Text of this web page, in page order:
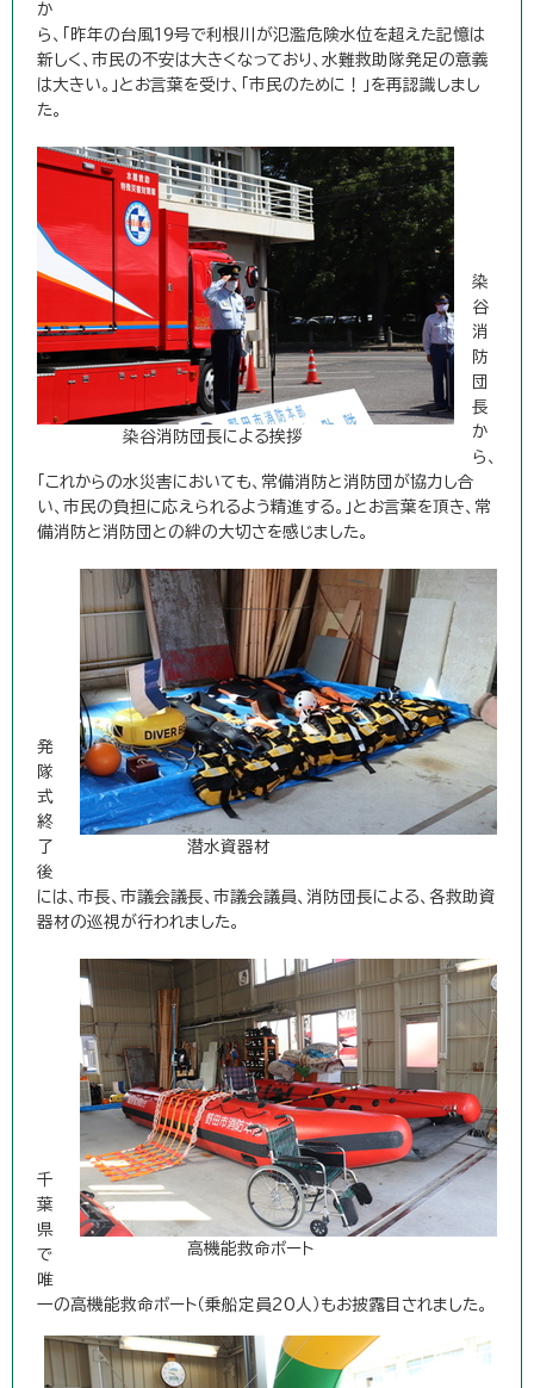
か
ら、「昨年の台風19号で利根川が氾濫危険水位を超えた記憶は
新しく、市民の不安は大きくなっており、水難救助隊発足の意義
は大きい。」とお言葉を受け、「市民のために！」を再認識しまし
た。
染谷消防団長による挨拶
染
谷
消
防
団
長
か
ら、
「これからの水災害においても、常備消防と消防団が協力し合
い、市民の負担に応えられるよう精進する。」とお言葉を頂き、常
備消防と消防団との絆の大切さを感じました。
潜水資器材
発
隊
式
終
了
後
には、市長、市議会議長、市議会議員、消防団長による、各救助資
器材の巡視が行われました。
高機能救命ボート
千
葉
県
で
唯
一の高機能救命ボート（乗船定員20人）もお披露目されました。